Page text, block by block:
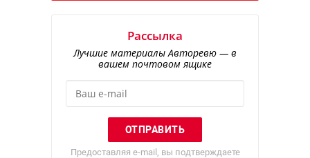
Рассылка
Лучшие материалы Авторевю — в
вашем почтовом ящике
Предоставляя e-mail, вы подтверждаете